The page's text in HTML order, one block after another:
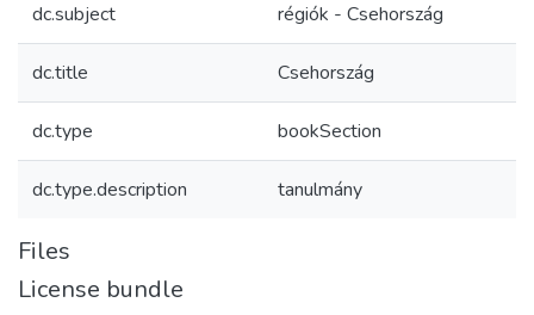
dc.subject régiók - Csehország
dc.title Csehország
dc.type bookSection
dc.type.description tanulmány
Files
License bundle